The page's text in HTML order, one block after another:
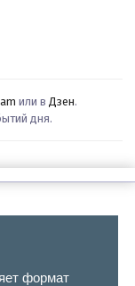
или в Дзен.
дня.
формат